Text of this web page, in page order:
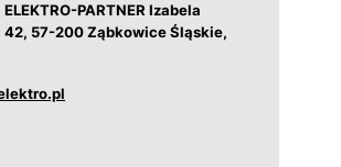
PARTNER Izabela
42, 57-200 Ząbkowice Śląskie,